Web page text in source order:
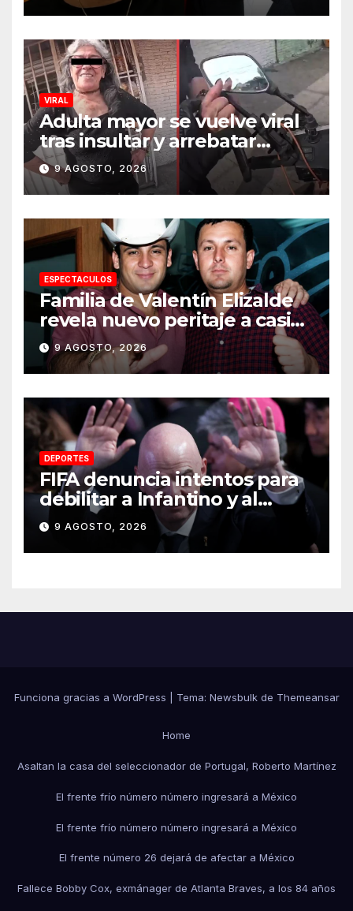
VIRAL
Adulta mayor se vuelve viral
tras insultar y arrebatar
celular a repartidor
9 AGOSTO, 2026
ESPECTACULOS
Familia de Valentín Elizalde
revela nuevo peritaje a casi
20 años de su homîcîdîo
9 AGOSTO, 2026
DEPORTES
FIFA denuncia intentos para
debilitar a Infantino y al
propio organismo
9 AGOSTO, 2026
Funciona gracias a WordPress Tema: Newsbulkde Themeansar
Home
Asaltan la casa del seleccionador de Portugal, Roberto Martínez
El frente frío número número ingresará a México
El frente frío número número ingresará a México
El frente número 26 dejará de afectar a México
Fallece Bobby Cox, exmánager de Atlanta Braves, a los 84 años